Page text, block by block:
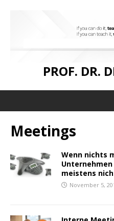
PROF. DR.
Meetings
Wenn nichts
meistens
November 5,